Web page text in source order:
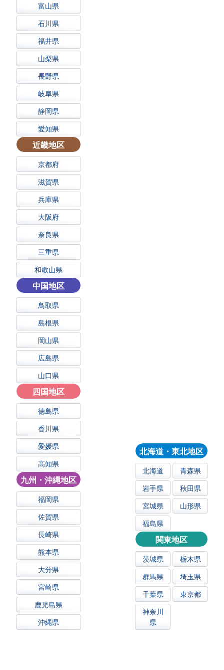
北海道・東北地区
北海道
青森県
岩手県
秋田県
宮城県
山形県
福島県
関東地区
茨城県
栃木県
群馬県
埼玉県
千葉県
東京都
神奈川
県
富山県
石川県
福井県
山梨県
長野県
岐阜県
静岡県
愛知県
近畿地区
京都府
滋賀県
兵庫県
大阪府
奈良県
三重県
和歌山県
中国地区
鳥取県
島根県
岡山県
広島県
山口県
四国地区
徳島県
香川県
愛媛県
高知県
九州・沖縄地区
福岡県
佐賀県
長崎県
熊本県
大分県
宮崎県
鹿児島県
沖縄県